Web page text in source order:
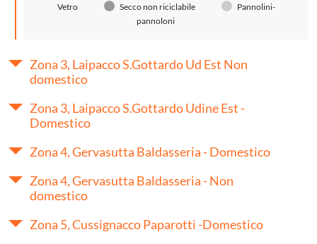
Vetro
Secco non riciclabile
Pannolini-
pannoloni
Zona 3, Laipacco S.Gottardo Ud Est Non
domestico
Zona 3, Laipacco S.Gottardo Udine Est -
Domestico
Zona 4, Gervasutta Baldasseria - Domestico
Zona 4, Gervasutta Baldasseria - Non
domestico
Zona 5, Cussignacco Paparotti -Domestico